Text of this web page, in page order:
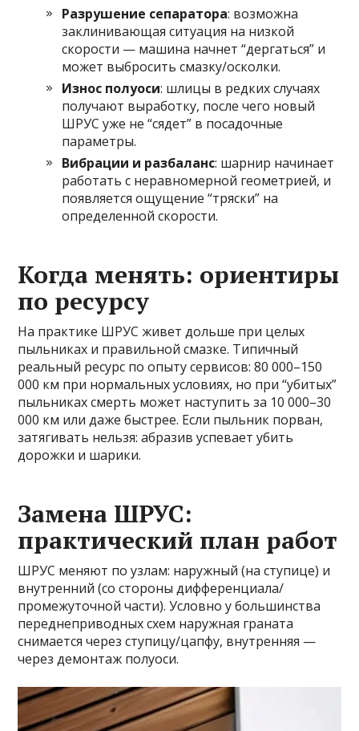
Разрушение сепаратора: возможна
заклинивающая ситуация на низкой
скорости — машина начнет “дергаться” и
может выбросить смазку/осколки.
Износ полуоси: шлицы в редких случаях
получают выработку, после чего новый
ШРУС уже не “сядет” в посадочные
параметры.
Вибрации и разбаланс: шарнир начинает
работать с неравномерной геометрией, и
появляется ощущение “тряски” на
определенной скорости.
Когда менять: ориентиры
по ресурсу
На практике ШРУС живет дольше при целых
пыльниках и правильной смазке. Типичный
реальный ресурс по опыту сервисов: 80 000–150
000 км при нормальных условиях, но при “убитых”
пыльниках смерть может наступить за 10 000–30
000 км или даже быстрее. Если пыльник порван,
затягивать нельзя: абразив успевает убить
дорожки и шарики.
Замена ШРУС:
практический план работ
ШРУС меняют по узлам: наружный (на ступице) и
внутренний (со стороны дифференциала/
промежуточной части). Условно у большинства
переднеприводных схем наружная граната
снимается через ступицу/цапфу, внутренняя —
через демонтаж полуоси.